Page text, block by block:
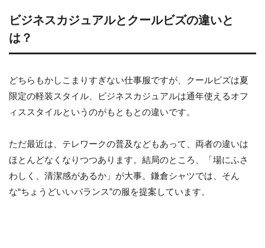
ビジネスカジュアルとクールビズの違いと
は？
どちらもかしこまりすぎない仕事服ですが、クールビズは夏
限定の軽装スタイル、ビジネスカジュアルは通年使えるオフ
ィススタイルというのがもともとの違いです。
ただ最近は、テレワークの普及などもあって、両者の違いは
ほとんどなくなりつつあります。結局のところ、「場にふさ
わしく、清潔感があるか」が大事。鎌倉シャツでは、そん
な“ちょうどいいバランス”の服を提案しています。